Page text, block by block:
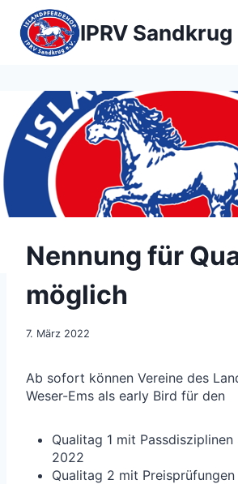
Inhalt
springen
IPRV Sandkrug
Nennung für
möglich
7. März 2022
Ab sofort können Vereine des
Weser-Ems als early Bird für den
Qualitag 1 mit
2022
Qualitag 2 mit